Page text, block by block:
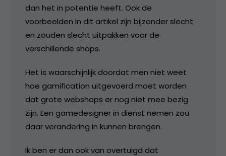
dan het in potentie heeft. Ook de
voorbeelden in dit artikel zijn bijzonder slecht
en zouden slecht uitpakken voor de
verschillende shops.
Het is waarschijnlijk doordat men niet weet
hoe gamification uitgevoerd moet worden
dat grote webshops er nog niet mee bezig
zijn. Een gamedesigner in dienst nemen zou
daar verandering in kunnen brengen.
Ik ben er dan ook van overtuigd dat